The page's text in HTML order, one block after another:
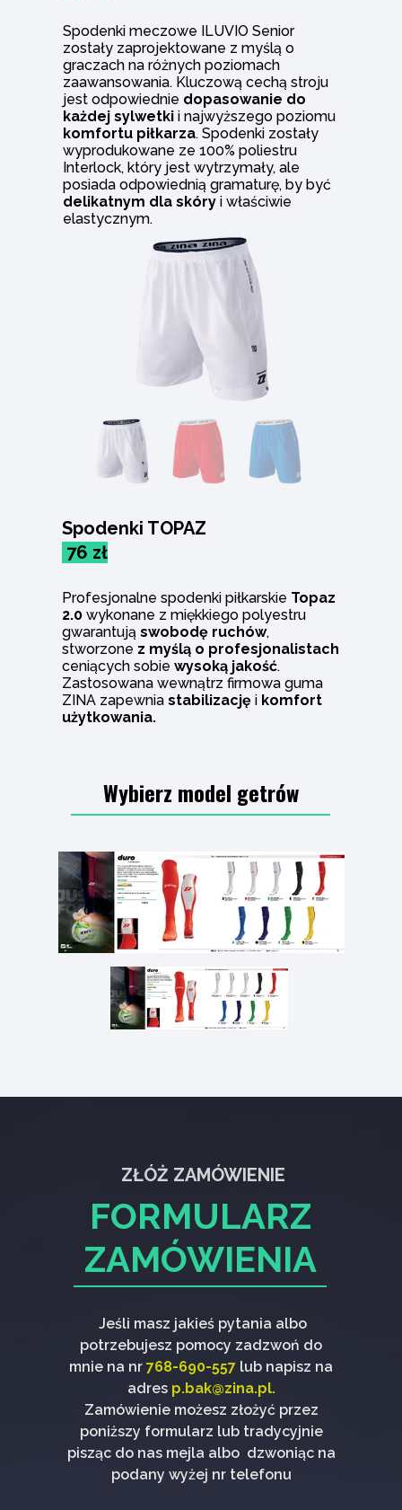
Wybierz model getrów
Spodenki meczowe ILUVIO Senior
zostały zaprojektowane z myślą o
graczach na różnych poziomach
zaawansowania. Kluczową cechą stroju
jest odpowiednie dopasowanie do
każdej sylwetki i najwyższego poziomu
komfortu piłkarza. Spodenki zostały
wyprodukowane ze 100% poliestru
Interlock, który jest wytrzymały, ale
posiada odpowiednią gramaturę, by być
delikatnym dla skóry i właściwie
elastycznym.
Spodenki TOPAZ
76 zł
Profesjonalne spodenki piłkarskie Topaz
2.0 wykonane z miękkiego polyestru
gwarantują swobodę ruchów,
stworzone z myślą o profesjonalistach
ceniących sobie wysoką jakość.
Zastosowana wewnątrz firmowa guma
ZINA zapewnia stabilizację i komfort
użytkowania.
FORMULARZ
ZAMÓWIENIA
Jeśli masz jakieś pytania albo
potrzebujesz pomocy zadzwoń do
mnie na nr 768-690-557 lub napisz na
adres p.bak@zina.pl.
Zamówienie możesz złożyć przez
poniższy formularz lub tradycyjnie
pisząc do nas mejla albo dzwoniąc na
podany wyżej nr telefonu
ZŁÓŻ ZAMÓWIENIE